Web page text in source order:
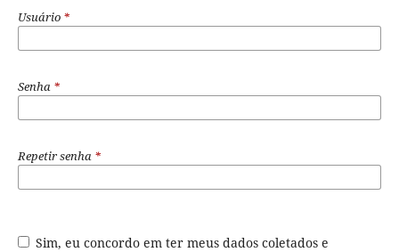
Usuário *
Senha *
Repetir senha *
Sim, eu concordo em ter meus dados coletados e